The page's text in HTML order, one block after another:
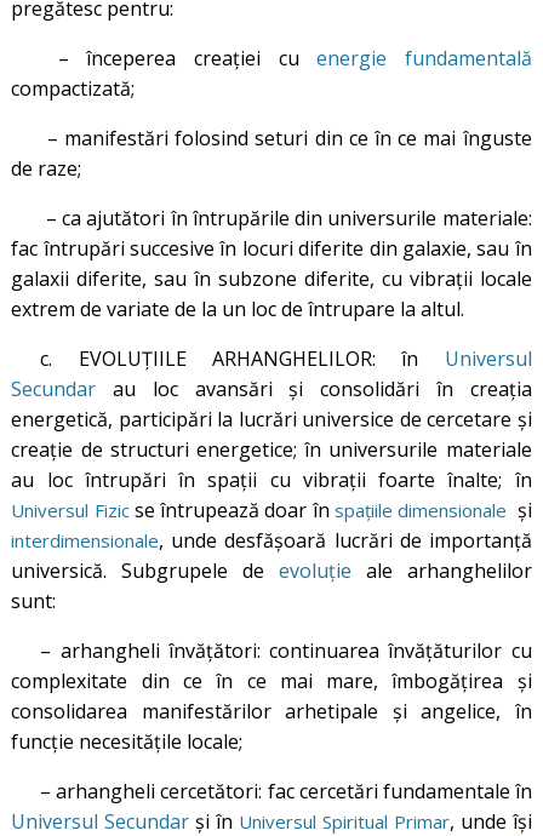
pregătesc pentru:
– începerea creației cuenergie fundamentală
compactizată;
– manifestări folosind seturi din ce în ce mai înguste
de raze;
– ca ajutători în întrupările din universurile materiale:
fac întrupări succesive în locuri diferite din galaxie, sau în
galaxii diferite, sau în subzone diferite, cu vibrații locale
extrem de variate de la un loc de întrupare la altul.
c. EVOLUȚIILE ARHANGHELILOR: în Universul
Secundar au loc avansări și consolidări în creația
energetică, participări la lucrări universice de cercetare și
creație de structuri energetice; în universurile materiale
au loc întrupări în spații cu vibrații foarte înalte; în
Universul Fizicse întrupează doar în spațiile dimensionale și
interdimensionale, unde desfășoară lucrări de importanță
universică. Subgrupele de evoluție ale arhanghelilor
sunt:
– arhangheli învățători: continuarea învățăturilor cu
complexitate din ce în ce mai mare, îmbogățirea și
consolidarea manifestărilor arhetipale și angelice, în
funcție necesitățile locale;
– arhangheli cercetători: fac cercetări fundamentale în
Universul Secundar și în Universul Spiritual Primar, unde își